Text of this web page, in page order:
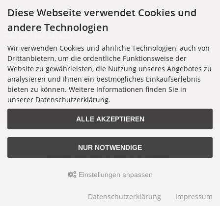
SUPPORTHOTLINE
Zu laufenden Aufträgen oder Fragen allgemein:
Montag, Dienstag, Donnerstag, Freitag: 10:00 - 16:00 Uhr
Mittwoch: 10:00 - 18:00 Uhr
* Kosten: normaler Ortstarif DE, mit Flatratevertrag natürlich kostenlos. Aus dem
Ausland fallen die jeweils geltenden Auslandsgebühren an. Anrufe aus dem Handynetz
können abweichen.
Alle Preise inkl. gesetzl. MwSt. zzgl.Versandkosten. Die durchgestrichenen Preise
entsprechen dem bisherigen Preis bei Nixgut Onlineshop
Webdesign
Diese Webseite verwendet Cookies und
andere Technologien
Wir verwenden Cookies und ähnliche Technologien, auch von
Drittanbietern, um die ordentliche Funktionsweise der
Website zu gewährleisten, die Nutzung unseres Angebotes zu
analysieren und Ihnen ein bestmögliches Einkaufserlebnis
bieten zu können. Weitere Informationen finden Sie in
unserer Datenschutzerklärung.
ALLE AKZEPTIEREN
NUR NOTWENDIGE
Einstellungen anpassen
Datenschutzerklärung Impressum